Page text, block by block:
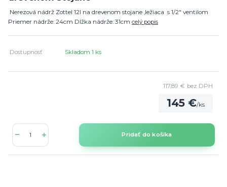
Nerezová nádrž Zottel 12l na drevenom stojane ,ležiaca s 1/2" ventilom
Priemer nádrže: 24cm Dlžka nádrže: 31cm celý popis
Dostupnosť Skladom 1 ks
145 €/ks
117,89 € bez DPH
Pridať do košíka